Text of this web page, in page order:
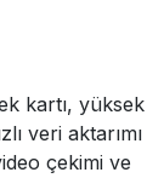
kartı, yüksek
veri aktarımı
çekimi ve